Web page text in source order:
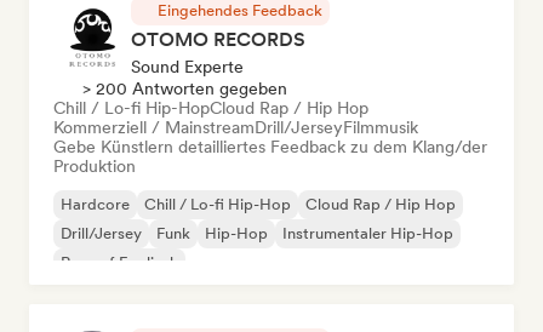
Eingehendes Feedback
OTOMO RECORDS
Sound Experte
> 200 Antworten gegeben
Chill / Lo-fi Hip-HopCloud Rap / Hip Hop
Kommerziell / MainstreamDrill/JerseyFilmmusik
Gebe Künstlern detailliertes Feedback zu dem Klang/der
Produktion
Hardcore Chill / Lo-fi Hip-Hop
Cloud Rap / Hip Hop
Drill/Jersey
Funk Hip-Hop
Instrumentaler Hip-Hop
Rap auf Englisch